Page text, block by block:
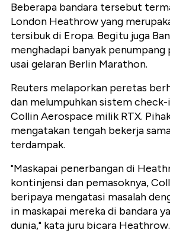
Beberapa bandara tersebut
London Heathrow yang
tersibuk di Eropa. Begitu juga
menghadapi banyak penumpang
usai gelaran Berlin Marathon.
Reuters melaporkan peretas
dan melumpuhkan sistem
Collin Aerospace milik RTX.
mengatakan tengah bekerja
terdampak.
"Maskapai penerbangan di
kontinjensi dan pemasoknya,
beripaya mengatasi masalah
in maskapai mereka di bandara
dunia," kata juru bicara Heathrow.